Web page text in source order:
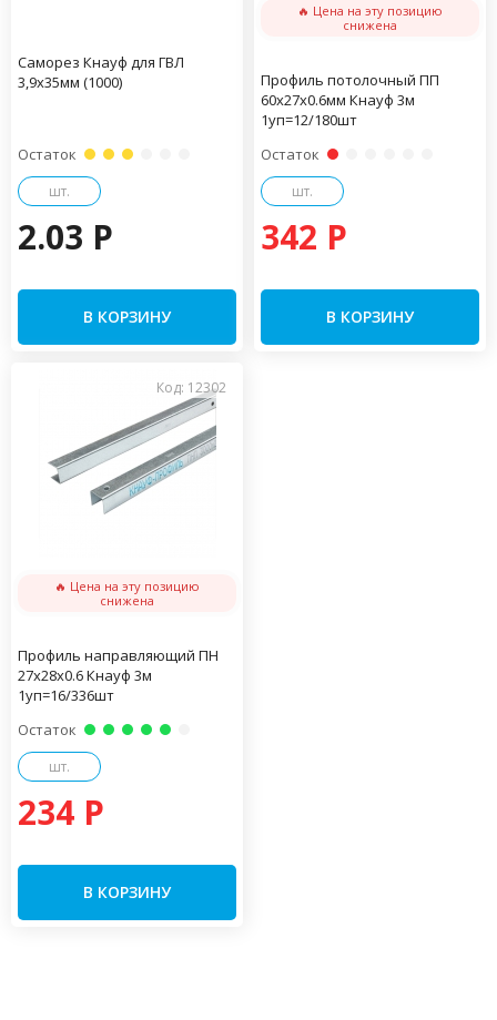
Саморез Кнауф для ГВЛ
3,9х35мм (1000)
Остаток
шт.
2.03 P
В КОРЗИНУ
🔥 Цена на эту позицию
снижена
Профиль потолочный ПП
60х27х0.6мм Кнауф 3м
1уп=12/180шт
Остаток
шт.
342 P
В КОРЗИНУ
Код: 12302
🔥 Цена на эту позицию
снижена
Профиль направляющий ПН
27х28х0.6 Кнауф 3м
1уп=16/336шт
Остаток
шт.
234 P
В КОРЗИНУ